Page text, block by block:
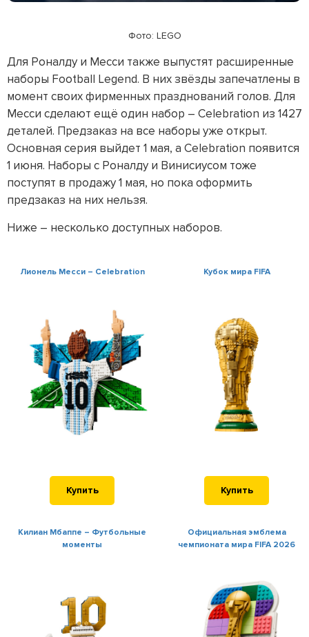
Фото: LEGO
Для Роналду и Месси также выпустят расширенные
наборы Football Legend. В них звёзды запечатлены в
момент своих фирменных празднований голов. Для
Месси сделают ещё один набор – Celebration из 1427
деталей. Предзаказ на все наборы уже открыт.
Основная серия выйдет 1 мая, а Celebration появится
1 июня. Наборы с Роналду и Винисиусом тоже
поступят в продажу 1 мая, но пока оформить
предзаказ на них нельзя.
Ниже – несколько доступных наборов.
Лионель Месси – Celebration Кубок мира FIFA
Купить Купить
Килиан Мбаппе – Футбольные
моменты
Официальная эмблема
чемпионата мира FIFA 2026